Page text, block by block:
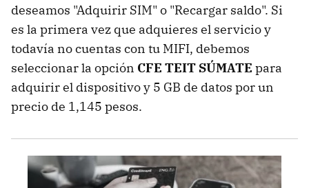
deseamos "Adquirir SIM" o "Recargar saldo". Si
es la primera vez que adquieres el servicio y
todavía no cuentas con tu MIFI, debemos
seleccionar la opción CFE TEIT SÚMATE para
adquirir el dispositivo y 5 GB de datos por un
precio de 1,145 pesos.